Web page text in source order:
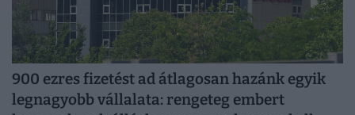
900 ezres fizetést ad átlagosan hazánk egyik
legnagyobb vállalata: rengeteg embert